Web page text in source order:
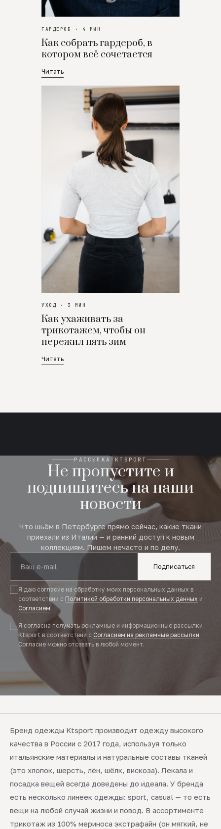
ГАРДЕРОБ · 4 МИН
Как собрать гардероб, в
котором всё сочетается
Читать
УХОД · 3 МИН
Как ухаживать за
трикотажем, чтобы он
пережил пять зим
Читать
РАССЫЛКА KTSPORT
Не пропустите и
подпишитесь на наши
новости
Что шьём в Петербурге прямо сейчас, какие ткани
приехали из Италии — и ранний доступ к новым
коллекциям. Пишем нечасто и по делу.
Подписаться
Я даю согласие на обработку моих персональных данных в
соответствии с Политикой обработки персональных данных и
Согласием.
Я согласна получать рекламные и информационные рассылки
Ktsport в соответствии с Согласием на рекламные рассылки.
Согласие можно отозвать в любой момент.
Бренд одежды Ktsport производит одежду высокого
качества в России с 2017 года, используя только
итальянские материалы и натуральные составы тканей
(это хлопок, шерсть, лён, шёлк, вискоза). Лекала и
посадка вещей всегда доведены до идеала. У бренда
есть несколько линеек одежды: sport, casual — то есть
вещи на любой случай жизни и повод. В ассортименте
трикотаж из 100% мериноса экстрафайн (он мягкий, не